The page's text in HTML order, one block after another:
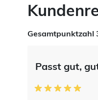
Gesamtpunktzahl
Passt gut,